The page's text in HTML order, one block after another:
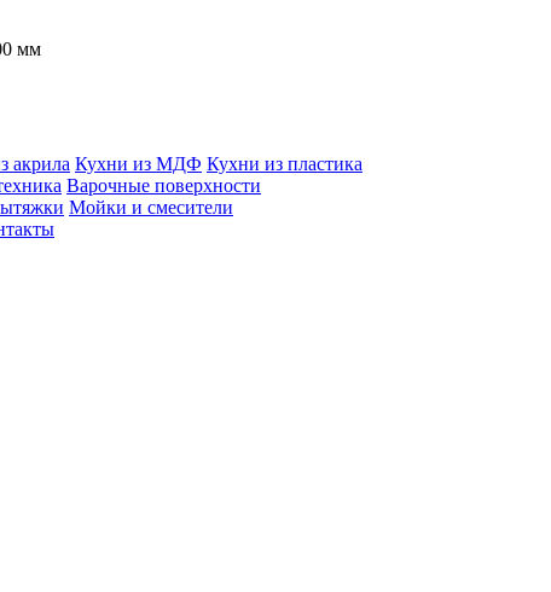
мм
акрила Кухни из МДФ Кухни из пластика
Варочные поверхности
Мойки и смесители